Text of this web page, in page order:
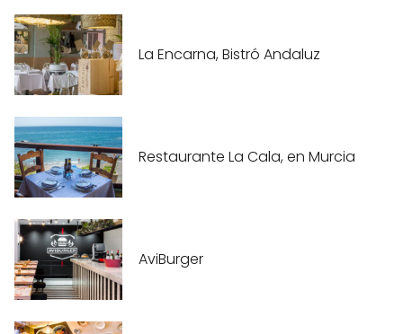
La Encarna, Bistró Andaluz
Restaurante La Cala, en Murcia
AviBurger